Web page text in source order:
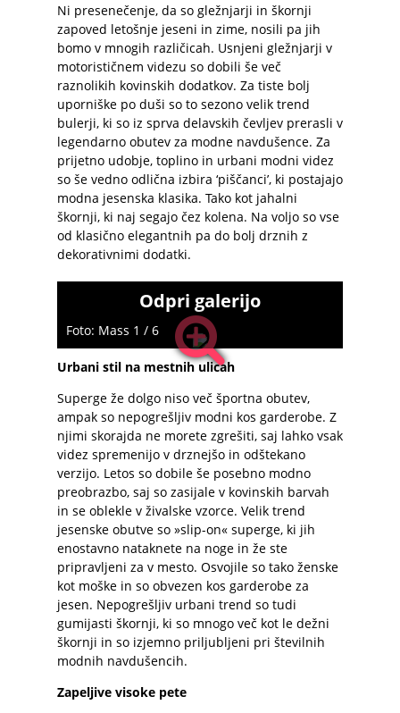
Ni presenečenje, da so gležnjarji in škornji
zapoved letošnje jeseni in zime, nosili pa jih
bomo v mnogih različicah. Usnjeni gležnjarji v
motorističnem videzu so dobili še več
raznolikih kovinskih dodatkov. Za tiste bolj
uporniške po duši so to sezono velik trend
bulerji, ki so iz sprva delavskih čevljev prerasli v
legendarno obutev za modne navdušence. Za
prijetno udobje, toplino in urbani modni videz
so še vedno odlična izbira ‘piščanci’, ki postajajo
modna jesenska klasika. Tako kot jahalni
škornji, ki naj segajo čez kolena. Na voljo so vse
od klasično elegantnih pa do bolj drznih z
dekorativnimi dodatki.
Odpri galerijo
Foto: Mass 1 / 6
Urbani stil na mestnih ulicah
Superge že dolgo niso več športna obutev,
ampak so nepogrešljiv modni kos garderobe. Z
njimi skorajda ne morete zgrešiti, saj lahko vsak
videz spremenijo v drznejšo in odštekano
verzijo. Letos so dobile še posebno modno
preobrazbo, saj so zasijale v kovinskih barvah
in se oblekle v živalske vzorce. Velik trend
jesenske obutve so »slip-on« superge, ki jih
enostavno nataknete na noge in že ste
pripravljeni za v mesto. Osvojile so tako ženske
kot moške in so obvezen kos garderobe za
jesen. Nepogrešljiv urbani trend so tudi
gumijasti škornji, ki so mnogo več kot le dežni
škornji in so izjemno priljubljeni pri številnih
modnih navdušencih.
Zapeljive visoke pete